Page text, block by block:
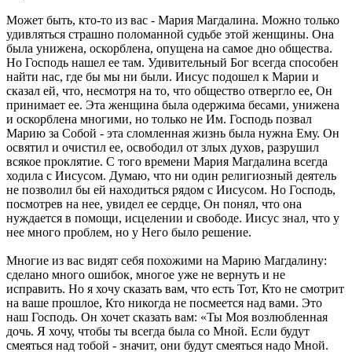
Может быть, кто-то из вас - Мария Магдалина. Можно только
удивляться страшно поломанной судьбе этой женщины. Она
была унижена, оскорблена, опущена на самое дно общества.
Но Господь нашел ее там. Удивительный Бог всегда способен
найти нас, где бы мы ни были. Иисус подошел к Марии и
сказал ей, что, несмотря на то, что общество отвергло ее, Он
принимает ее. Эта женщина была одержима бесами, унижена
и оскорблена многими, но только не Им. Господь позвал
Марию за Собой - эта сломленная жизнь была нужна Ему. Он
освятил и очистил ее, освободил от злых духов, разрушил
всякое проклятие. С того времени Мария Магдалина всегда
ходила с Иисусом. Думаю, что ни один религиозный деятель
не позволил бы ей находиться рядом с Иисусом. Но Господь,
посмотрев на нее, увидел ее сердце, Он понял, что она
нуждается в помощи, исцелении и свободе. Иисус знал, что у
нее много проблем, но у Него было решение.
Многие из вас видят себя похожими на Марию Магдалину:
сделано много ошибок, многое уже не вернуть и не
исправить. Но я хочу сказать вам, что есть Тот, Кто не смотрит
на ваше прошлое, Кто никогда не посмеется над вами. Это
наш Господь. Он хочет сказать вам: «Ты Моя возлюбленная
дочь. Я хочу, чтобы ты всегда была со Мной. Если будут
смеяться над тобой - значит, они будут смеяться надо Мной.